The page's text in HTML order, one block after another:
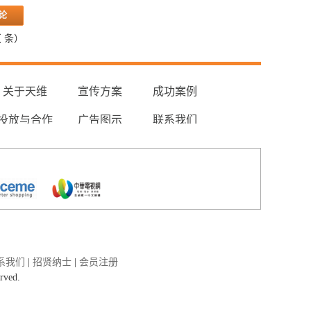
条）
关于天维 宣传方案 成功案例
放与合作 广告图示 联系我们
我们 招贤纳士
会员注册